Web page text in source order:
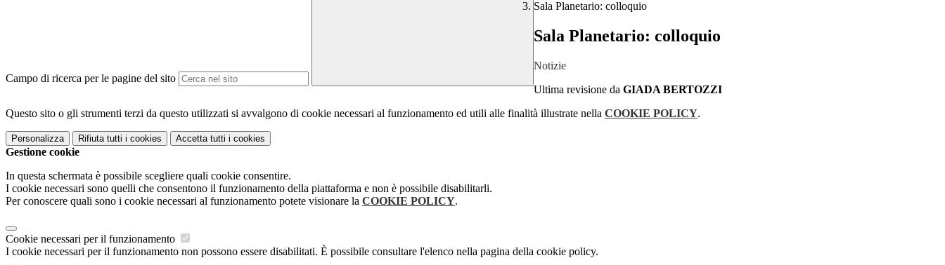
Campo di ricerca per le pagine del sito
Sala Planetario: colloquio
Sala Planetario: colloquio
Notizie
Ultima revisione da GIADA BERTOZZI
Questo sito o gli strumenti terzi da questo utilizzati si avvalgono di cookie necessari al funzionamento ed utili alle finalità illustrate nella COOKIE POLICY.
Personalizza Rifiuta tutti i cookies Accetta tutti i cookies
Gestione cookie
In questa schermata è possibile scegliere quali cookie consentire.
I cookie necessari sono quelli che consentono il funzionamento della piattaforma e non è possibile disabilitarli.
Per conoscere quali sono i cookie necessari al funzionamento potete visionare la COOKIE POLICY.
Cookie necessari per il funzionamento
I cookie necessari per il funzionamento non possono essere disabilitati. È possibile consultare l'elenco nella pagina della cookie policy.